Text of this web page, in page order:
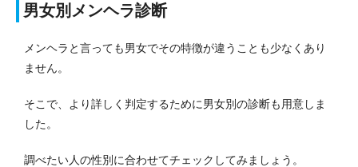
男女別メンヘラ診断
メンヘラと言っても男女でその特徴が違うことも少なくあり
ません。
そこで、より詳しく判定するために男女別の診断も用意しま
した。
調べたい人の性別に合わせてチェックしてみましょう。